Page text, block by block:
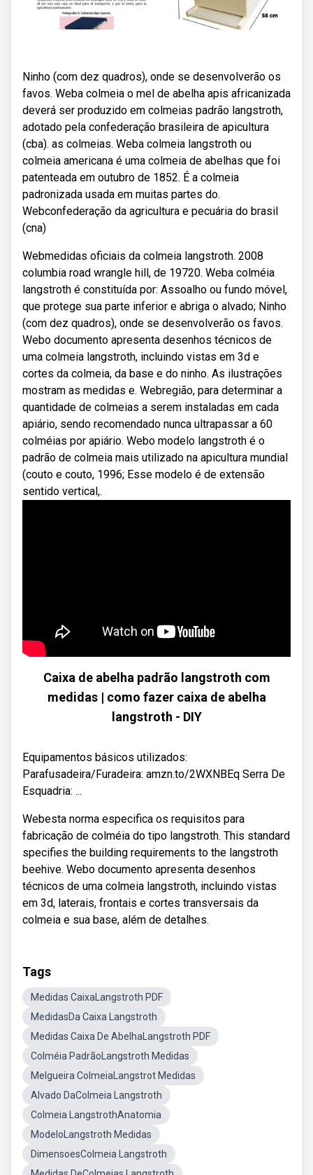
Ninho (com dez quadros), onde se desenvolverão os
favos. Weba colmeia o mel de abelha apis africanizada
deverá ser produzido em colmeias padrão langstroth,
adotado pela confederação brasileira de apicultura
(cba). as colmeias. Weba colmeia langstroth ou
colmeia americana é uma colmeia de abelhas que foi
patenteada em outubro de 1852. É a colmeia
padronizada usada em muitas partes do.
Webconfederação da agricultura e pecuária do brasil
(cna)
Webmedidas oficiais da colmeia langstroth. 2008
columbia road wrangle hill, de 19720. Weba colméia
langstroth é constituída por: Assoalho ou fundo móvel,
que protege sua parte inferior e abriga o alvado; Ninho
(com dez quadros), onde se desenvolverão os favos.
Webo documento apresenta desenhos técnicos de
uma colmeia langstroth, incluindo vistas em 3d e
cortes da colmeia, da base e do ninho. As ilustrações
mostram as medidas e. Webregião, para determinar a
quantidade de colmeias a serem instaladas em cada
apiário, sendo recomendado nunca ultrapassar a 60
colméias por apiário. Webo modelo langstroth é o
padrão de colmeia mais utilizado na apicultura mundial
(couto e couto, 1996; Esse modelo é de extensão
sentido vertical,.
Caixa de abelha padrão langstroth com
medidas | como fazer caixa de abelha
langstroth - DIY
Equipamentos básicos utilizados:
Parafusadeira/Furadeira: amzn.to/2WXNBEq Serra De
Esquadria: ...
Webesta norma especifica os requisitos para
fabricação de colméia do tipo langstroth. This standard
specifies the building requirements to the langstroth
beehive. Webo documento apresenta desenhos
técnicos de uma colmeia langstroth, incluindo vistas
em 3d, laterais, frontais e cortes transversais da
colmeia e sua base, além de detalhes.
Tags
Medidas CaixaLangstroth PDF
MedidasDa Caixa Langstroth
Medidas Caixa De AbelhaLangstroth PDF
Colméia PadrãoLangstroth Medidas
Melgueira ColmeiaLangstrot Medidas
Alvado DaColmeia Langstroth
Colmeia LangstrothAnatomia
ModeloLangstroth Medidas
DimensoesColmeia Langstroth